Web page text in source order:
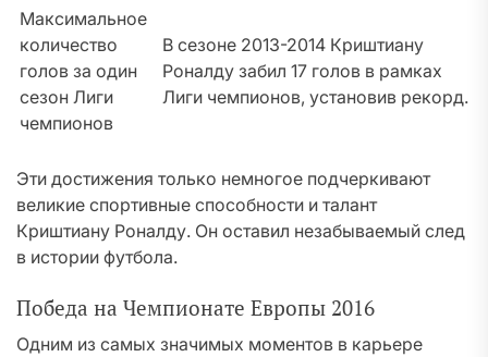
Максимальное
количество
голов за один
сезон Лиги
чемпионов
В сезоне 2013-2014 Криштиану
Роналду забил 17 голов в рамках
Лиги чемпионов, установив рекорд.
Эти достижения только немногое подчеркивают
великие спортивные способности и талант
Криштиану Роналду. Он оставил незабываемый след
в истории футбола.
Победа на Чемпионате Европы 2016
Одним из самых значимых моментов в карьере